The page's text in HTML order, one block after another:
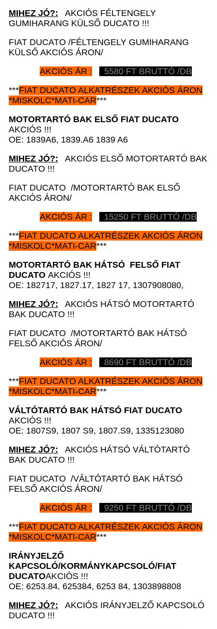
MIHEZ JÓ?: AKCIÓS FÉLTENGELY
GUMIHARANG KÜLSŐ DUCATO !!!
FIAT DUCATO /FÉLTENGELY GUMIHARANG
KÜLSŐ AKCIÓS ÁRON/
AKCIÓS ÁR :
5580 FT BRUTTÓ /DB
***FIAT DUCATO ALKATRÉSZEK AKCIÓS ÁRON
*MISKOLC*MATI-CAR***
MOTORTARTÓ BAK ELSŐ FIAT DUCATO
AKCIÓS !!!
OE: 1839A6, 1839.A6 1839 A6
MIHEZ JÓ?: AKCIÓS ELSŐ MOTORTARTÓ BAK
DUCATO !!!
FIAT DUCATO /MOTORTARTÓ BAK ELSŐ
AKCIÓS ÁRON/
AKCIÓS ÁR :
15250 FT BRUTTÓ /DB
***FIAT DUCATO ALKATRÉSZEK AKCIÓS ÁRON
*MISKOLC*MATI-CAR***
MOTORTARTÓ BAK HÁTSÓ FELSŐ FIAT
DUCATO AKCIÓS !!!
OE: 182717, 1827.17, 1827 17, 1307908080,
MIHEZ JÓ?: AKCIÓS HÁTSÓ MOTORTARTÓ
BAK DUCATO !!!
FIAT DUCATO /MOTORTARTÓ BAK HÁTSÓ
FELSŐ AKCIÓS ÁRON/
AKCIÓS ÁR :
8690 FT BRUTTÓ /DB
***FIAT DUCATO ALKATRÉSZEK AKCIÓS ÁRON
*MISKOLC*MATI-CAR***
VÁLTÓTARTÓ BAK HÁTSÓ FIAT DUCATO
AKCIÓS !!!
OE: 1807S9, 1807 S9, 1807.S9, 1335123080
MIHEZ JÓ?: AKCIÓS HÁTSÓ VÁLTÓTARTÓ
BAK DUCATO !!!
FIAT DUCATO /VÁLTÓTARTÓ BAK HÁTSÓ
FELSŐ AKCIÓS ÁRON/
AKCIÓS ÁR :
9250 FT BRUTTÓ /DB
***FIAT DUCATO ALKATRÉSZEK AKCIÓS ÁRON
*MISKOLC*MATI-CAR***
IRÁNYJELZŐ
KAPCSOLÓ/KORMÁNYKAPCSOLÓ/FIAT
DUCATOAKCIÓS !!!
OE: 6253.84, 625384, 6253 84, 1303898808
MIHEZ JÓ?: AKCIÓS IRÁNYJELZŐ KAPCSOLÓ
DUCATO !!!